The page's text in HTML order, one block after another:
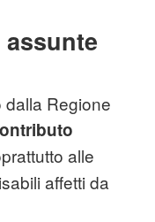
dalla Regione
alle
affetti da